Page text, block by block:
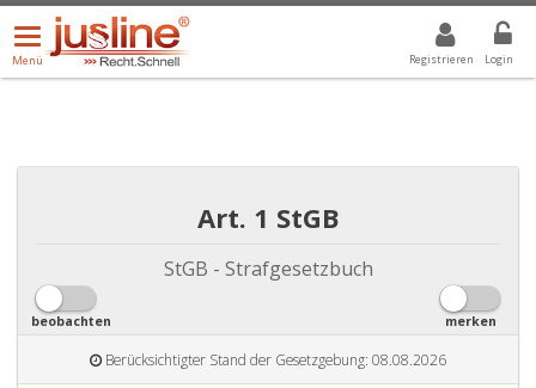
Registrieren Login
Menü
öffnen/schließen
Menü
ALLE DROPDOWN: GEWÄHLTER WERT IST ALLE
Art. 1 StGB
StGB - Strafgesetzbuch
beobachten merken
Berücksichtigter Stand der Gesetzgebung: 08.08.2026